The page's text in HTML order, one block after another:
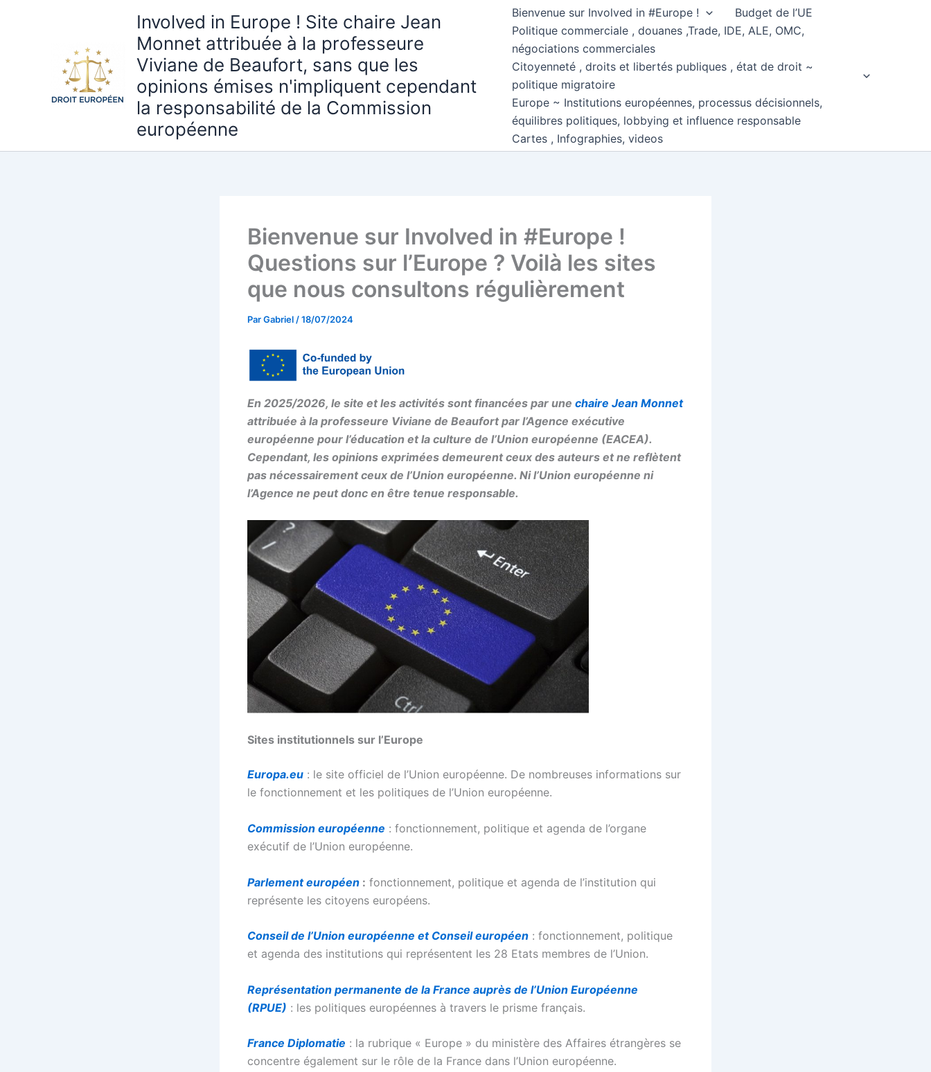
Involved in Europe ! Site chaire Jean
Monnet attribuée à la professeure
Viviane de Beaufort, sans que les
opinions émises n'impliquent cependant
la responsabilité de la Commission
européenne
Bienvenue sur Involved in #Europe !
Budget de l’UE
Politique commerciale , douanes ,Trade, IDE, ALE, OMC,
négociations commerciales
Citoyenneté , droits et libertés publiques , état de droit ~
politique migratoire
Europe ~ Institutions européennes, processus décisionnels,
équilibres politiques, lobbying et influence responsable
Cartes , Infographies, videos
Bienvenue sur Involved in #Europe !
Questions sur l’Europe ? Voilà les sites
que nous consultons régulièrement
ParGabriel /18/07/2024
En 2025/2026, le site et les activités sont financées par une chaire Jean Monnet
attribuée à la professeure Viviane de Beaufort par l’Agence exécutive
européenne pour l’éducation et la culture de l’Union européenne (EACEA).
Cependant, les opinions exprimées demeurent ceux des auteurs et ne reflètent
pas nécessairement ceux de l’Union européenne. Ni l’Union européenne ni
l’Agence ne peut donc en être tenue responsable.
Sites institutionnels sur l’Europe
Europa.eu : le site officiel de l’Union européenne. De nombreuses informations sur
le fonctionnement et les politiques de l’Union européenne.
Commission européenne : fonctionnement, politique et agenda de l’organe
exécutif de l’Union européenne.
Parlement européen : fonctionnement, politique et agenda de l’institution qui
représente les citoyens européens.
Conseil de l’Union européenne et Conseil européen : fonctionnement, politique
et agenda des institutions qui représentent les 28 Etats membres de l’Union.
Représentation permanente de la France auprès de l’Union Européenne
(RPUE) : les politiques européennes à travers le prisme français.
France Diplomatie : la rubrique « Europe » du ministère des Affaires étrangères se
concentre également sur le rôle de la France dans l’Union européenne.